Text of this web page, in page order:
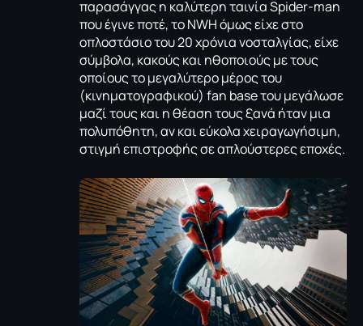
παρασάγγας η καλύτερη ταινία Spider-man
που έγινε ποτέ, το NWH όμως είχε στο
οπλοστάσιο του 20 χρόνια νοσταλγίας, είχε
σύμβολα, κακούς και ηθοποιούς με τους
οποίους το μεγαλύτερο μέρος του
(κινηματογραφικού) fan base του μεγάλωσε
μαζί τους και η θέαση τους ξανά ήταν μια
πολυπόθητη, αν και εύκολα χειραγωγήσιμη,
στιγμή επιστροφής σε απλούστερες εποχές.